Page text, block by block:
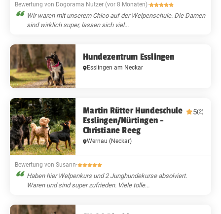
Bewertung von Dogorama Nutzer (vor 8 Monaten)·
Wir waren mit unserem Chico auf der Welpenschule. Die Damen
sind wirklich super, lassen sich viel...
Hundezentrum Esslingen
Esslingen am Neckar
Martin Rütter Hundeschule
Esslingen/Nürtingen -
Christiane Reeg
5(2)
Wernau (Neckar)
Bewertung von Susann·
Haben hier Welpenkurs und 2 Junghundekurse absolviert.
Waren und sind super zufrieden. Viele tolle...